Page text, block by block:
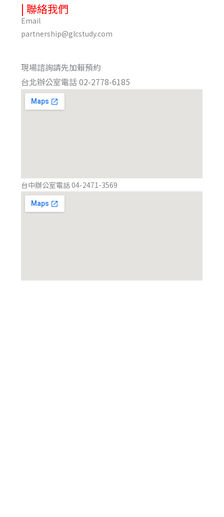
| 聯絡我們
Email
partnership@glcstudy.com
現場諮詢請先加賴預約
台北辦公室電話 02-2778-6185
台中辦公室電話 04-2471-3569